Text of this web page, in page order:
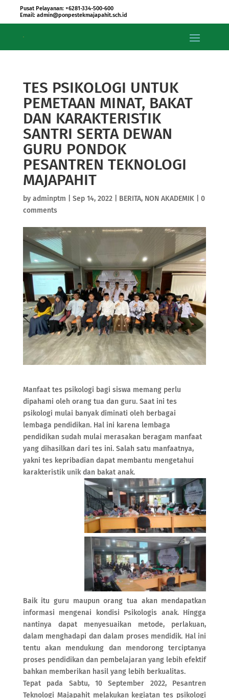
Pusat Pelayanan: +6281-334-500-600
Email: admin@ponpestekmajapahit.sch.id
TES PSIKOLOGI UNTUK
PEMETAAN MINAT, BAKAT
DAN KARAKTERISTIK
SANTRI SERTA DEWAN
GURU PONDOK
PESANTREN TEKNOLOGI
MAJAPAHIT
by adminptm Sep 14, 2022| BERITA, NON AKADEMIK| 0
comments
Manfaat tes psikologi bagi siswa memang perlu
dipahami oleh orang tua dan guru. Saat ini tes
psikologi mulai banyak diminati oleh berbagai
lembaga pendidikan. Hal ini karena lembaga
pendidikan sudah mulai merasakan beragam manfaat
yang dihasilkan dari tes ini. Salah satu manfaatnya,
yakni tes kepribadian dapat membantu mengetahui
karakteristik unik dan bakat anak.
Baik itu guru maupun orang tua akan mendapatkan
informasi mengenai kondisi Psikologis anak. Hingga
nantinya dapat menyesuaikan metode, perlakuan,
dalam menghadapi dan dalam proses mendidik. Hal ini
tentu akan mendukung dan mendorong terciptanya
proses pendidikan dan pembelajaran yang lebih efektif
bahkan memberikan hasil yang lebih berkualitas.
Tepat pada Sabtu, 10 September 2022, Pesantren
Teknologi Majapahit melakukan kegiatan tes psikologi